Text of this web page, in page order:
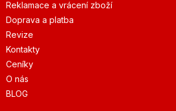
Reklamace a vrácení zboží
Doprava a platba
Revize
Kontakty
Ceníky
O nás
BLOG